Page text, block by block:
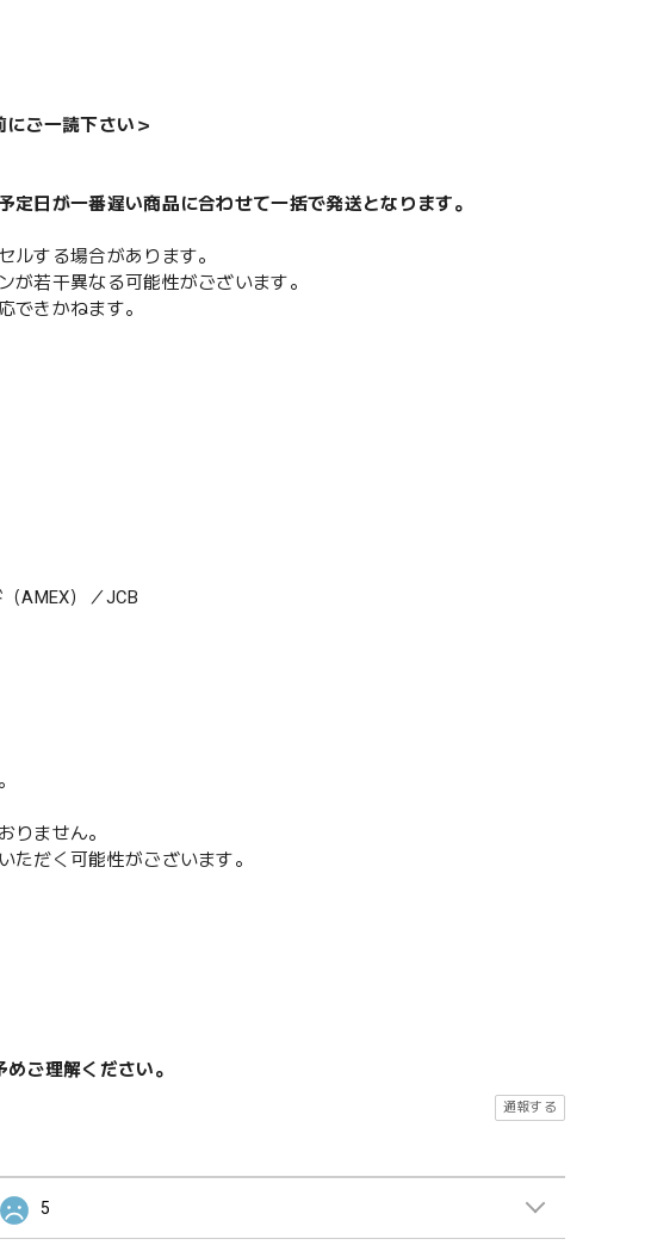
にご一読下さい＞
日が一番遅い商品に合わせて一括で発送となります。
ルする場合があります。
が若干異なる可能性がございます。
できかねます。
AMEX）／JCB
りません。
だく可能性がございます。
ご理解ください。
通報する
5